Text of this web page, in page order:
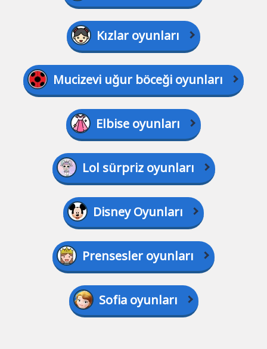
Kızlar oyunları
Mucizevi uğur böceği oyunları
Elbise oyunları
Lol sürpriz oyunları
Disney Oyunları
Prensesler oyunları
Sofia oyunları